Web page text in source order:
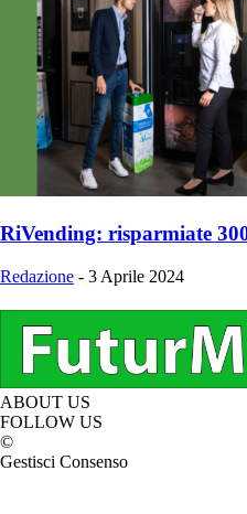
RiVending: risparmiate
Redazione - 3 Aprile 2024
ABOUT US
FOLLOW US
©
Gestisci Consenso